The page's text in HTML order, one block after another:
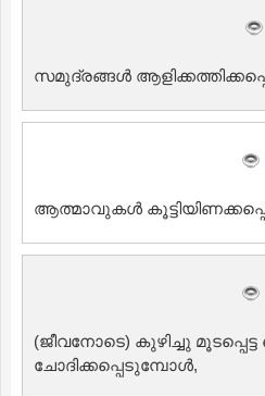
സമുദ്രങ്ങള്‍
ആത്മാവുകള്‍
(ജീവനോടെ) കുഴിച്ചു
ചോദിക്കപ്പെടുമ്പോള്‍,